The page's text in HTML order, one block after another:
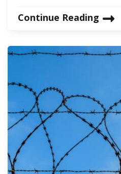
Continue Reading